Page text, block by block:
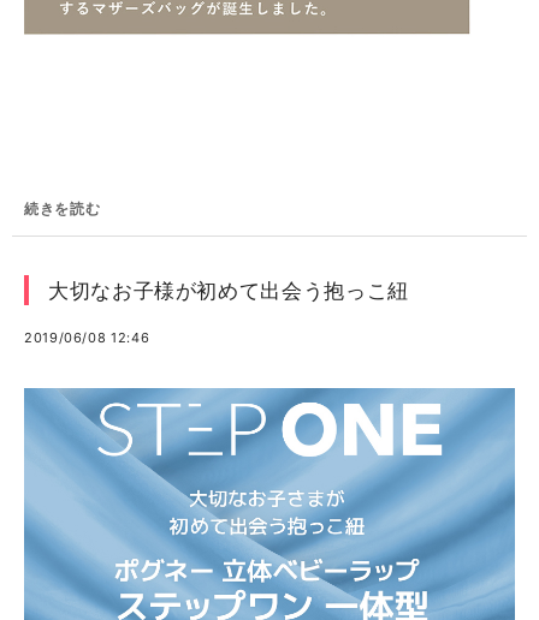
続きを読む
大切なお子様が初めて出会う抱っこ紐
2019/06/08 12:46